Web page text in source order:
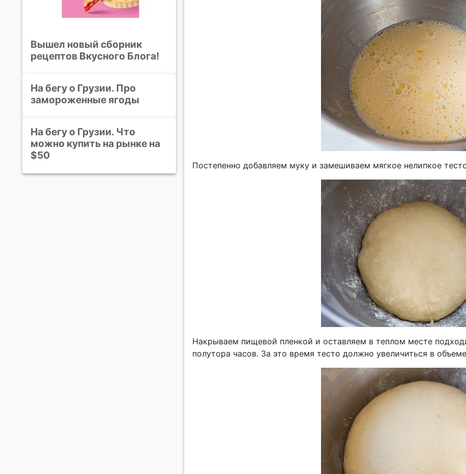
Постепенно добавляем муку и замешиваем мягкое нелипкое
Накрываем пищевой пленкой и оставляем в теплом месте
полутора часов. За это время тесто должно увеличиться в
Вышел новый сборник
рецептов Вкусного Блога!
На бегу о Грузии. Про
замороженные ягоды
На бегу о Грузии. Что
можно купить на рынке на
$50